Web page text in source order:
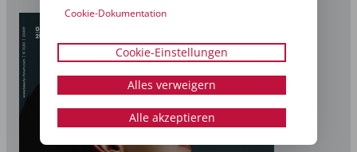
Cookie-Dokumentation
Cookie-Einstellungen
Alles verweigern
Alle akzeptieren